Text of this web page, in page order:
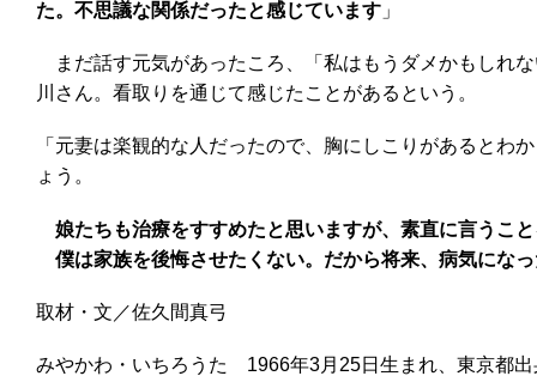
た。不思議な関係だったと感じています 」
まだ話す元気があったころ、「私はもうダメかもしれ
川さん。看取りを通じて感じたことがあるという。
「元妻は楽観的な人だったので、胸にしこりがあると
ょう。
娘たちも治療をすすめたと思いますが、素直に言うこ
僕は家族を後悔させたくない。だから将来、病気にな
取材・文／佐久間真弓
みやかわ・いちろうた 1966年3月25日生まれ、東京都